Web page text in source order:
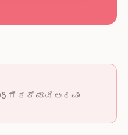
ಗೆ ಕರೆ ಮಾಡಿ ಅಥವಾ